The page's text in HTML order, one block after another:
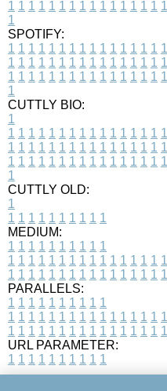
1 1 1 1 1 1 1 1 1 1 1 1 1 1 1 1
1
SPOTIFY:
1 1 1 1 1 1 1 1 1 1 1 1 1 1 1 1
1 1 1 1 1 1 1 1 1 1 1 1 1 1 1 1
1 1 1 1 1 1 1 1 1 1 1 1 1 1 1 1
1
CUTTLY BIO:
1
1 1 1 1 1 1 1 1 1 1 1 1 1 1 1 1
1 1 1 1 1 1 1 1 1 1 1 1 1 1 1 1
1 1 1 1 1 1 1 1 1 1 1 1 1 1 1 1
1
CUTTLY OLD:
1
1 1 1 1 1 1 1 1 1 1
MEDIUM:
1 1 1 1 1 1 1 1 1 1
1 1 1 1 1 1 1 1 1 1 1 1 1 1 1 1
1 1 1 1 1 1 1 1 1 1 1 1 1 1 1 1
PARALLELS:
1 1 1 1 1 1 1 1 1 1
1 1 1 1 1 1 1 1 1 1 1 1 1 1 1 1
1 1 1 1 1 1 1 1 1 1 1 1 1 1 1 1
URL PARAMETER:
1 1 1 1 1 1 1 1 1 1